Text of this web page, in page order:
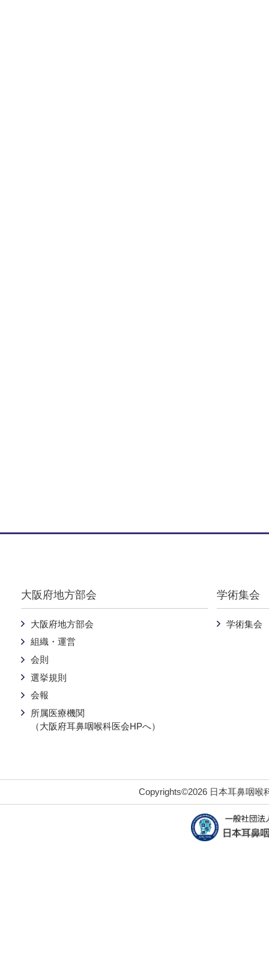
大阪府地方部会
大阪府地方部会
組織・運営
会則
選挙規則
会報
所属医療機関
（大阪府耳鼻咽喉科医会HPへ）
学術集会
学術集会
Copyrights©2026 日本耳鼻咽喉